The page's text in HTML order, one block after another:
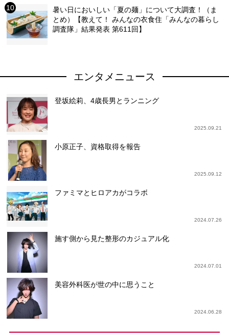
暑い日においしい「夏の麺」について大調査！（ま
とめ）【教えて！ みんなの衣食住「みんなの暮らし
調査隊」結果発表 第611回】
エンタメニュース
登坂絵莉、4歳長男とランニング
2025.09.21
小原正子、資格取得を報告
2025.09.12
ファミマとヒロアカがコラボ
2024.07.26
施す側から見た整形のカジュアル化
2024.07.01
美容外科医が世の中に思うこと
2024.06.28